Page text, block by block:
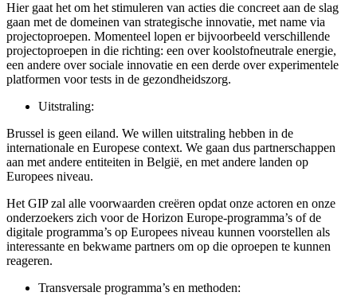
Hier gaat het om het stimuleren van acties die concreet aan de slag
gaan met de domeinen van strategische innovatie, met name via
projectoproepen. Momenteel lopen er bijvoorbeeld verschillende
projectoproepen in die richting: een over koolstofneutrale energie,
een andere over sociale innovatie en een derde over experimentele
platformen voor tests in de gezondheidszorg.
Uitstraling:
Brussel is geen eiland. We willen uitstraling hebben in de
internationale en Europese context. We gaan dus partnerschappen
aan met andere entiteiten in België, en met andere landen op
Europees niveau.
Het GIP zal alle voorwaarden creëren opdat onze actoren en onze
onderzoekers zich voor de Horizon Europe-programma’s of de
digitale programma’s op Europees niveau kunnen voorstellen als
interessante en bekwame partners om op die oproepen te kunnen
reageren.
Transversale programma’s en methoden: